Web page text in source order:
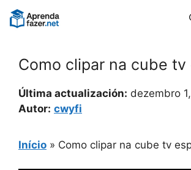
Pular
para
Como clipar na cube
Última actualización: dezembro
Autor: cwyfi
Início » Como clipar na cube tv